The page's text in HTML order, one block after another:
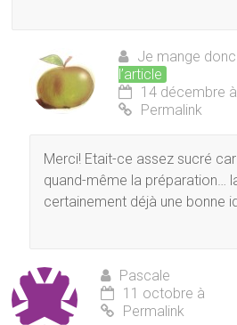
Je mange
l’article
14 décembre à
Permalink
Merci! Etait-ce assez sucré
quand-même la préparation…
certainement déjà une bonne
Pascale
11 octobre à
Permalink